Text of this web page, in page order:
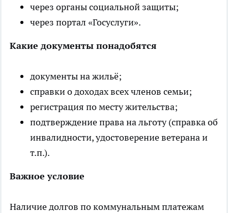
через органы социальной защиты;
через портал «Госуслуги».
Какие документы понадобятся
документы на жильё;
справки о доходах всех членов семьи;
регистрация по месту жительства;
подтверждение права на льготу (справка об
инвалидности, удостоверение ветерана и
т.п.).
Важное условие
Наличие долгов по коммунальным платежам